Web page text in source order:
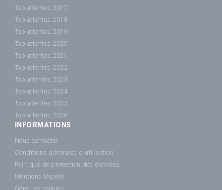
Top attentes 2017
Top attentes 2018
Top attentes 2019
Top attentes 2020
Top attentes 2021
Top attentes 2022
Top attentes 2023
Top attentes 2024
Top attentes 2025
Top attentes 2026
INFORMATIONS
Nous contacter
Conditions générales d'utilisation
Politique de protection des données
Mentions légales
Gérer les cookies